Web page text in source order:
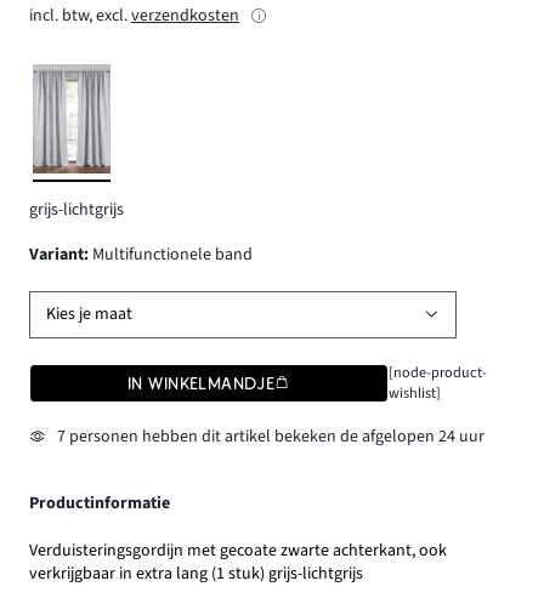
incl. btw, excl.verzendkosten
grijs-lichtgrijs
Variant: Multifunctionele band
Kies je maat
IN WINKELMANDJE
[node-product-
wishlist]
7 personen hebben dit artikel bekeken de afgelopen 24 uur
Productinformatie
Verduisteringsgordijn met gecoate zwarte achterkant, ook
verkrijgbaar in extra lang (1 stuk) grijs-lichtgrijs